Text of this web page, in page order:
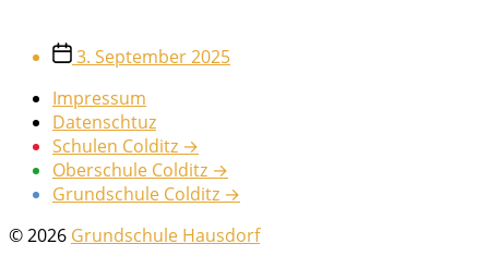
Veröffentlichungsdatum
3. September 2025
Impressum
Datenschtuz
Schulen Colditz →
Oberschule Colditz →
Grundschule Colditz →
© 2026 Grundschule Hausdorf